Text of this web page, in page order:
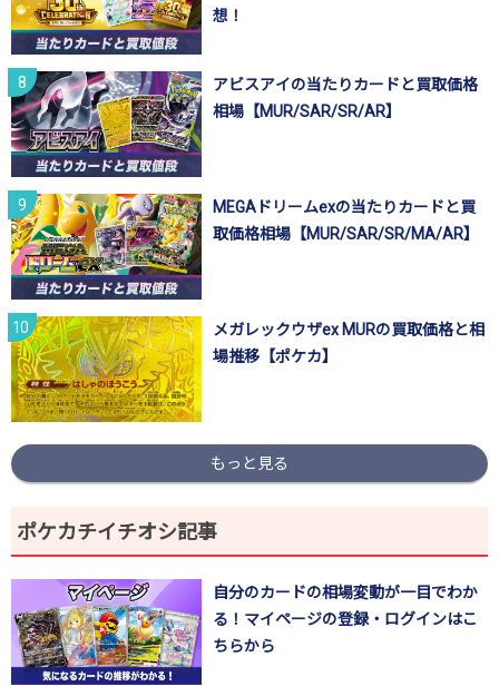
想！
アビスアイの当たりカードと買取価格
相場【MUR/SAR/SR/AR】
MEGAドリームexの当たりカードと買
取価格相場【MUR/SAR/SR/MA/AR】
メガレックウザex MURの買取価格と相
場推移【ポケカ】
もっと見る
ポケカチイチオシ記事
自分のカードの相場変動が一目でわか
る！マイページの登録・ログインはこ
ちらから